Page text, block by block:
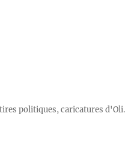
politiques, caricatures d'Oli.